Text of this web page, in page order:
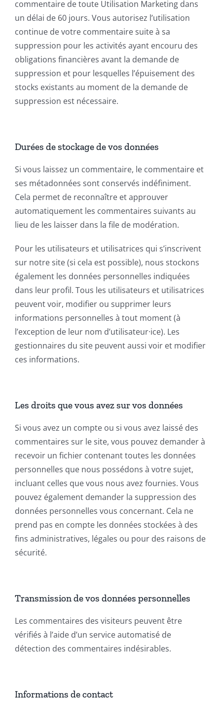
commentaire de toute Utilisation Marketing dans
un délai de 60 jours. Vous autorisez l’utilisation
continue de votre commentaire suite à sa
suppression pour les activités ayant encouru des
obligations financières avant la demande de
suppression et pour lesquelles l’épuisement des
stocks existants au moment de la demande de
suppression est nécessaire.
Durées de stockage de vos données
Si vous laissez un commentaire, le commentaire et
ses métadonnées sont conservés indéfiniment.
Cela permet de reconnaître et approuver
automatiquement les commentaires suivants au
lieu de les laisser dans la file de modération.
Pour les utilisateurs et utilisatrices qui s’inscrivent
sur notre site (si cela est possible), nous stockons
également les données personnelles indiquées
dans leur profil. Tous les utilisateurs et utilisatrices
peuvent voir, modifier ou supprimer leurs
informations personnelles à tout moment (à
l’exception de leur nom d’utilisateur·ice). Les
gestionnaires du site peuvent aussi voir et modifier
ces informations.
Les droits que vous avez sur vos données
Si vous avez un compte ou si vous avez laissé des
commentaires sur le site, vous pouvez demander à
recevoir un fichier contenant toutes les données
personnelles que nous possédons à votre sujet,
incluant celles que vous nous avez fournies. Vous
pouvez également demander la suppression des
données personnelles vous concernant. Cela ne
prend pas en compte les données stockées à des
fins administratives, légales ou pour des raisons de
sécurité.
Transmission de vos données personnelles
Les commentaires des visiteurs peuvent être
vérifiés à l’aide d’un service automatisé de
détection des commentaires indésirables.
Informations de contact